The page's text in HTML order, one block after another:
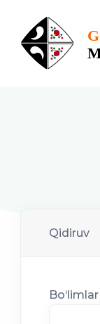
Qidiruv